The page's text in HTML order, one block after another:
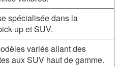
spécialisée dans la
up et SUV.
variés allant des
aux SUV haut de gamme.